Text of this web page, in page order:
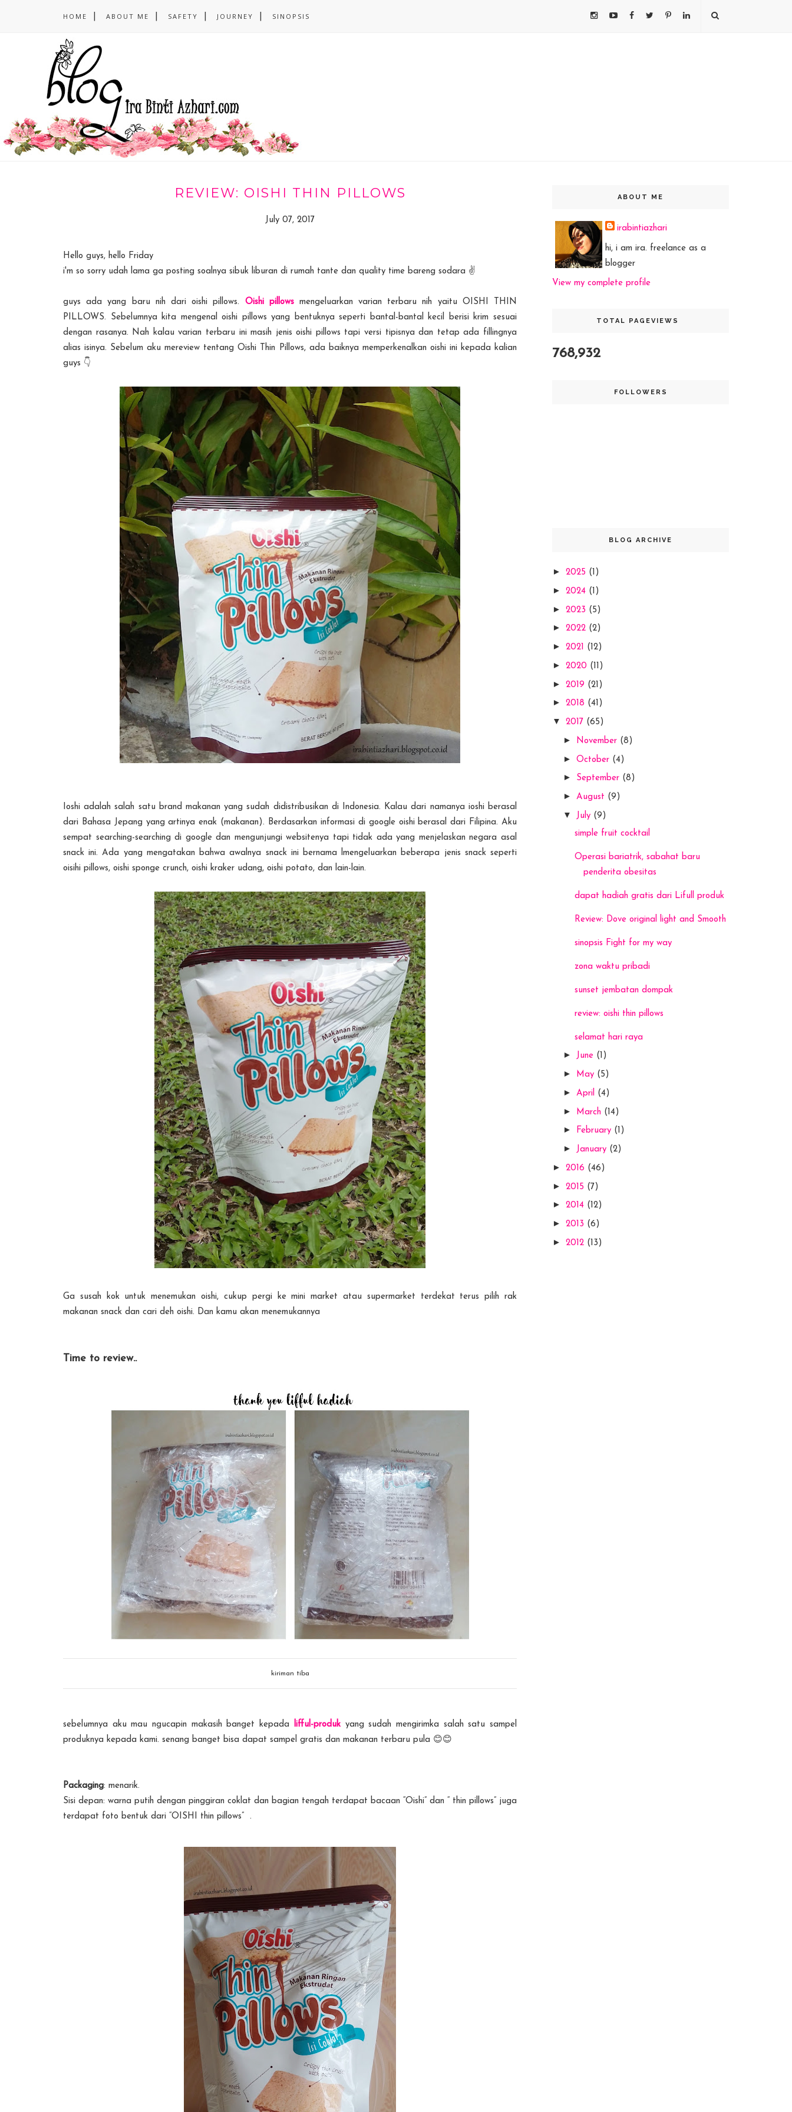
HOME ABOUT ME SAFETY JOURNEY SINOPSIS
REVIEW: OISHI THIN PILLOWS
July 07, 2017
Hello guys, hello Friday
i'm so sorry udah lama ga posting soalnya sibuk liburan di rumah tante dan quality time bareng sodara ✌
guys ada yang baru nih dari oishi pillows. Oishi pillowsmengeluarkan varian terbaru nih yaitu OISHI THIN
PILLOWS. Sebelumnya kita mengenal oishi pillows yang bentuknya seperti bantal-bantal kecil berisi krim sesuai
dengan rasanya. Nah kalau varian terbaru ini masih jenis oishi pillows tapi versi tipisnya dan tetap ada fillingnya
alias isinya. Sebelum aku mereview tentang Oishi Thin Pillows, ada baiknya memperkenalkan oishi ini kepada kalian
guys 👇
Ioshi adalah salah satu brand makanan yang sudah didistribusikan di Indonesia. Kalau dari namanya ioshi berasal
dari Bahasa Jepang yang artinya enak (makanan). Berdasarkan informasi di google oishi berasal dari Filipina. Aku
sempat searching-searching di google dan mengunjungi websitenya tapi tidak ada yang menjelaskan negara asal
snack ini. Ada yang mengatakan bahwa awalnya snack ini bernama lmengeluarkan beberapa jenis snack seperti
oisihi pillows, oishi sponge crunch, oishi kraker udang, oishi potato, dan lain-lain.
Ga susah kok untuk menemukan oishi, cukup pergi ke mini market atau supermarket terdekat terus pilih rak
makanan snack dan cari deh oishi. Dan kamu akan menemukannya
Time to review..
kiriman tiba
sebelumnya aku mau ngucapin makasih banget kepada lifful-produkyang sudah mengirimka salah satu sampel
produknya kepada kami. senang banget bisa dapat sampel gratis dan makanan terbaru pula 😊😊
Packaging: menarik.
Sisi depan: warna putih dengan pinggiran coklat dan bagian tengah terdapat bacaan “Oishi” dan “ thin pillows” juga
terdapat foto bentuk dari “OISHI thin pillows” .
ABOUT ME
irabintiazhari
hi, i am ira. freelance as a
blogger
View my complete profile
TOTAL PAGEVIEWS
768,932
FOLLOWERS
BLOG ARCHIVE
► 2025 (1)
► 2024 (1)
► 2023 (5)
► 2022 (2)
► 2021 (12)
► 2020 (11)
► 2019 (21)
► 2018 (41)
▼ 2017 (65)
► November (8)
► October (4)
► September (8)
► August (9)
▼ July (9)
simple fruit cocktail
Operasi bariatrik, sabahat baru
penderita obesitas
dapat hadiah gratis dari Lifull produk
Review: Dove original light and Smooth
sinopsis Fight for my way
zona waktu pribadi
sunset jembatan dompak
review: oishi thin pillows
selamat hari raya
► June (1)
► May (5)
► April (4)
► March (14)
► February (1)
► January (2)
► 2016 (46)
► 2015 (7)
► 2014 (12)
► 2013 (6)
► 2012 (13)